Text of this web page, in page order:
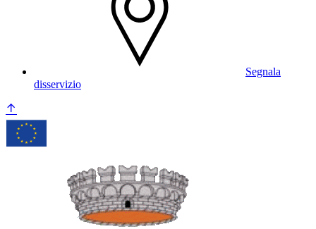
Segnala
disservizio